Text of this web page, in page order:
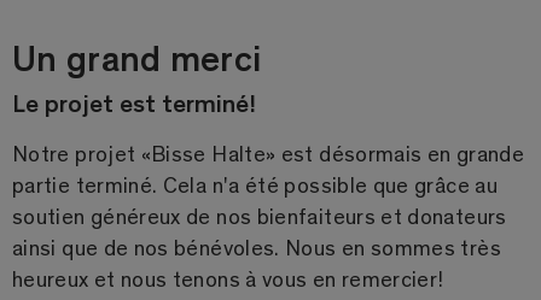
Un grand merci
Le projet est terminé!
Notre projet «Bisse Halte» est désormais en grande
partie terminé. Cela n'a été possible que grâce au
soutien généreux de nos bienfaiteurs et donateurs
ainsi que de nos bénévoles. Nous en sommes très
heureux et nous tenons à vous en remercier!